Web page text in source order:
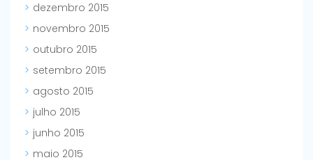
dezembro 2015
novembro 2015
outubro 2015
setembro 2015
agosto 2015
julho 2015
junho 2015
maio 2015